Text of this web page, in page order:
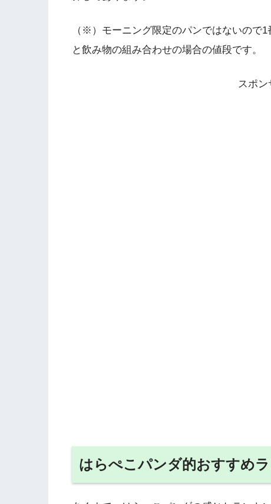
（※）モーニング限定のパンではないので
と飲み物の組み合わせの場合の値段です。
スポン
はらぺこパンダ的おすすめラ